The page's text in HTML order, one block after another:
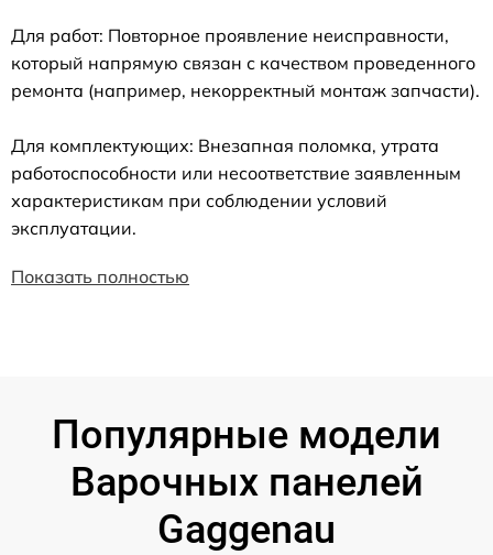
Для работ: Повторное проявление неисправности,
который напрямую связан с качеством проведенного
ремонта (например, некорректный монтаж запчасти).
Для комплектующих: Внезапная поломка, утрата
работоспособности или несоответствие заявленным
характеристикам при соблюдении условий
эксплуатации.
Показать полностью
Популярные модели
Варочных панелей
Gaggenau